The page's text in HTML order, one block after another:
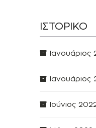
ΙΣΤΟΡΙΚΌ
Ιανουάριος
Ιανουάριος
Ιούνιος